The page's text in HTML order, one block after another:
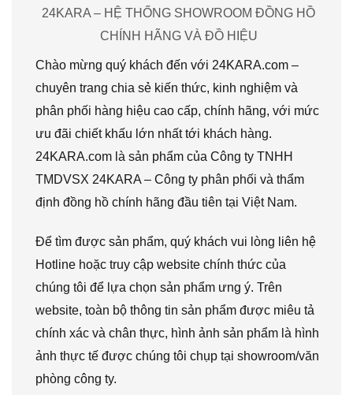
24KARA – HỆ THỐNG SHOWROOM ĐỒNG HỒ
CHÍNH HÃNG VÀ ĐỒ HIỆU
Chào mừng quý khách đến với 24KARA.com –
chuyên trang chia sẻ kiến thức, kinh nghiệm và
phân phối hàng hiệu cao cấp, chính hãng, với mức
ưu đãi chiết khấu lớn nhất tới khách hàng.
24KARA.com là sản phẩm của Công ty TNHH
TMDVSX 24KARA – Công ty phân phối và thẩm
định đồng hồ chính hãng đầu tiên tại Việt Nam.
Để tìm được sản phẩm, quý khách vui lòng liên hệ
Hotline hoặc truy cập website chính thức của
chúng tôi để lựa chọn sản phẩm ưng ý. Trên
website, toàn bộ thông tin sản phẩm được miêu tả
chính xác và chân thực, hình ảnh sản phẩm là hình
ảnh thực tế được chúng tôi chụp tại showroom/văn
phòng công ty.